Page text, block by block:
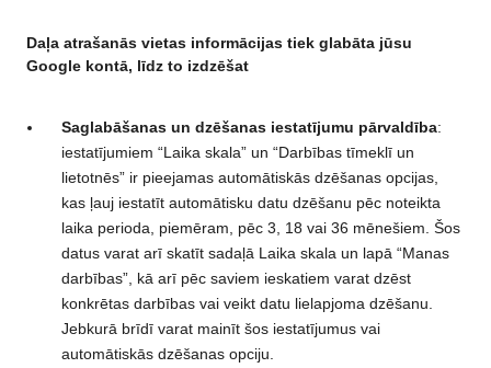
Daļa atrašanās vietas informācijas tiek glabāta jūsu
Google kontā, līdz to izdzēšat
Saglabāšanas un dzēšanas iestatījumu pārvaldība:
iestatījumiem “Laika skala” un “Darbības tīmeklī un
lietotnēs” ir pieejamas automātiskās dzēšanas opcijas,
kas ļauj iestatīt automātisku datu dzēšanu pēc noteikta
laika perioda, piemēram, pēc 3, 18 vai 36 mēnešiem. Šos
datus varat arī skatīt sadaļā Laika skala un lapā “Manas
darbības”, kā arī pēc saviem ieskatiem varat dzēst
konkrētas darbības vai veikt datu lielapjoma dzēšanu.
Jebkurā brīdī varat mainīt šos iestatījumus vai
automātiskās dzēšanas opciju.